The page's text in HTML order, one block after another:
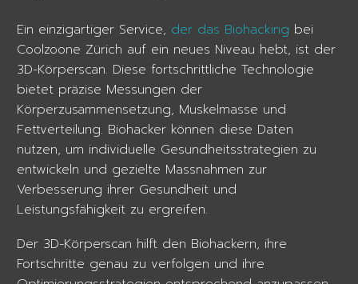
Ein einzigartiger Service, der das Biohacking bei
Coolzoone Zürich auf ein neues Niveau hebt, ist der
3D-Körperscan. Diese fortschrittliche Technologie
bietet präzise Messungen der
Körperzusammensetzung, Muskelmasse und
Fettverteilung. Biohacker können diese Daten
nutzen, um individuelle Gesundheitsstrategien zu
entwickeln und gezielte Massnahmen zur
Verbesserung ihrer Gesundheit und
Leistungsfähigkeit zu ergreifen.
Der 3D-Körperscan hilft den Biohackern, ihre
Fortschritte genau zu verfolgen und ihre